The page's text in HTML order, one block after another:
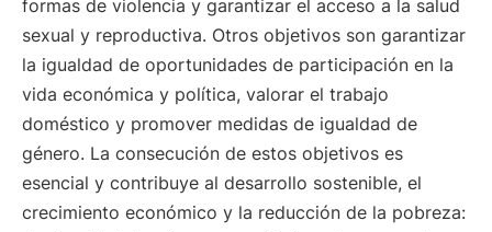
formas de violencia y garantizar el acceso a la salud
sexual y reproductiva. Otros objetivos son garantizar
la igualdad de oportunidades de participación en la
vida económica y política, valorar el trabajo
doméstico y promover medidas de igualdad de
género. La consecución de estos objetivos es
esencial y contribuye al desarrollo sostenible, el
crecimiento económico y la reducción de la pobreza: